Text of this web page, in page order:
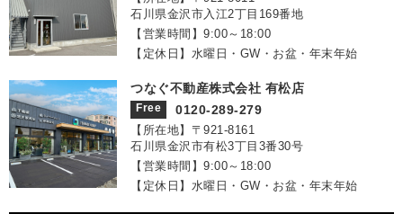
石川県金沢市入江2丁目169番地
【営業時間】9:00～18:00
【定休日】水曜日・GW・お盆・年末年始
つなぐ不動産株式会社 有松店
Free 0120-289-279
【所在地】〒921‐8161
石川県金沢市有松3丁目3番30号
【営業時間】9:00～18:00
【定休日】水曜日・GW・お盆・年末年始